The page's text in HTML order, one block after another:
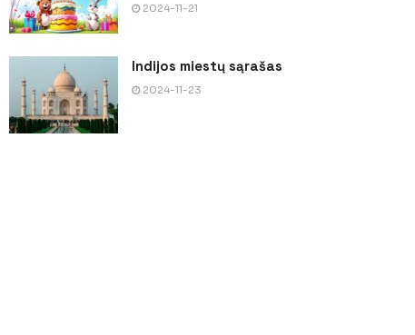
2024-11-21
Indijos miestų sąrašas
2024-11-23